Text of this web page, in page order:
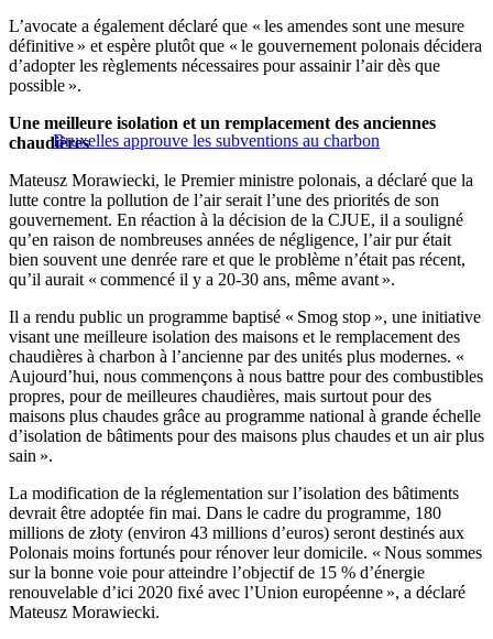
L’avocate a également déclaré que « les amendes sont une mesure
définitive » et espère plutôt que « le gouvernement polonais décidera
d’adopter les règlements nécessaires pour assainir l’air dès que
possible ».
Bruxelles approuve les subventions au charbon
Une meilleure isolation et un remplacement des anciennes
chaudières
Mateusz Morawiecki, le Premier ministre polonais, a déclaré que la
lutte contre la pollution de l’air serait l’une des priorités de son
gouvernement. En réaction à la décision de la CJUE, il a souligné
qu’en raison de nombreuses années de négligence, l’air pur était
bien souvent une denrée rare et que le problème n’était pas récent,
qu’il aurait « commencé il y a 20-30 ans, même avant ».
Il a rendu public un programme baptisé « Smog stop », une initiative
visant une meilleure isolation des maisons et le remplacement des
chaudières à charbon à l’ancienne par des unités plus modernes. «
Aujourd’hui, nous commençons à nous battre pour des combustibles
propres, pour de meilleures chaudières, mais surtout pour des
maisons plus chaudes grâce au programme national à grande échelle
d’isolation de bâtiments pour des maisons plus chaudes et un air plus
sain ».
La modification de la réglementation sur l’isolation des bâtiments
devrait être adoptée fin mai. Dans le cadre du programme, 180
millions de złoty (environ 43 millions d’euros) seront destinés aux
Polonais moins fortunés pour rénover leur domicile. « Nous sommes
sur la bonne voie pour atteindre l’objectif de 15 % d’énergie
renouvelable d’ici 2020 fixé avec l’Union européenne », a déclaré
Mateusz Morawiecki.